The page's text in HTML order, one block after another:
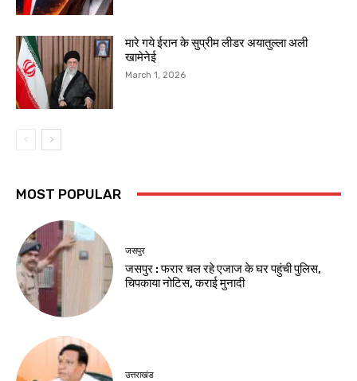
मारे गये ईरान के सुप्रीम लीडर अयातुल्ला अली
खामेनेई
March 1, 2026
MOST POPULAR
जसपुर
जसपुर : फरार चल रहे एजाज के घर पहुंची पुलिस,
चिपकाया नोटिस, कराई मुनादी
उत्तराखंड